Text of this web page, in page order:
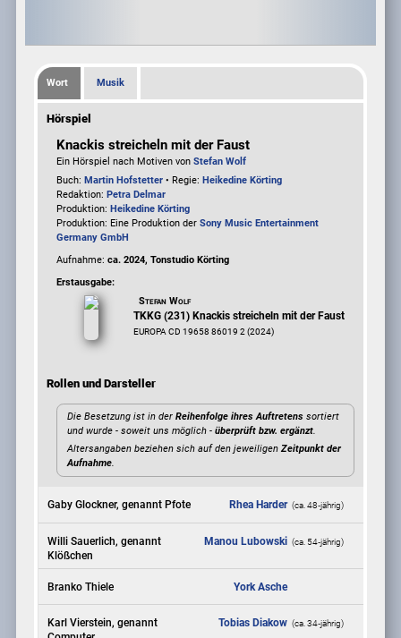
Wort Musik
Hörspiel
Knackis streicheln mit der Faust
Ein Hörspiel nach Motiven vonStefan Wolf
Buch: Martin Hofstetter • Regie: Heikedine Körting
Redaktion: Petra Delmar
Produktion: Heikedine Körting
Produktion: Eine Produktion derSony Music Entertainment
Germany GmbH
Aufnahme:ca. 2024, Tonstudio Körting
Erstausgabe:
Stefan Wolf
TKKG (231) Knackis streicheln mit der Faust
EUROPA CD 19658 86019 2 (2024)
Rollen und Darsteller
Die Besetzung ist in derReihenfolge ihres Auftretens sortiert
und wurde - soweit uns möglich -überprüft bzw. ergänzt
Altersangaben beziehen sich auf den jeweiligenZeitpunkt der
Aufnahme.
Gaby Glockner, genannt Pfote Rhea Harder (ca. 48‑jährig)
Willi Sauerlich, genannt
Klößchen
Manou Lubowski (ca. 54‑jährig)
Branko Thiele York Asche
Karl Vierstein, genannt
Tobias Diakow (ca. 34‑jährig)